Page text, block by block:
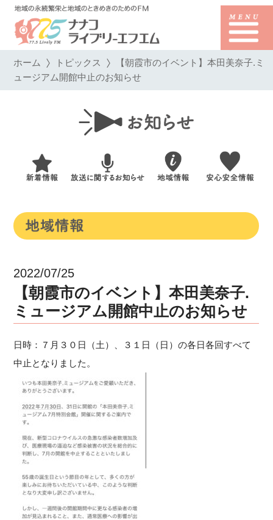
ホーム トピックス 【朝霞市のイベント】本田美奈子.ミ
ュージアム開館中止のお知らせ
2022/07/25
【朝霞市のイベント】本田美奈子.
ミュージアム開館中止のお知らせ
日時：７月３０日（土）、３１日（日）の各日各回すべて
中止となりました。